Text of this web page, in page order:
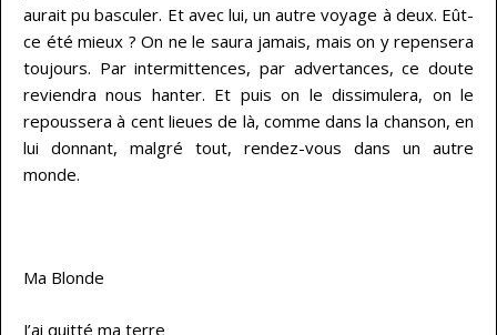
aurait pu basculer. Et avec lui, un autre voyage à deux. Eût-
ce été mieux ? On ne le saura jamais, mais on y repensera
toujours. Par intermittences, par advertances, ce doute
reviendra nous hanter. Et puis on le dissimulera, on le
repoussera à cent lieues de là, comme dans la chanson, en
lui donnant, malgré tout, rendez-vous dans un autre
monde.
Ma Blonde
J’ai quitté ma terre